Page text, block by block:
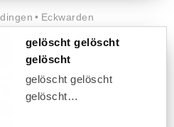
Eckwarden
gelöscht gelöscht
gelöscht
gelöscht gelöscht
gelöscht